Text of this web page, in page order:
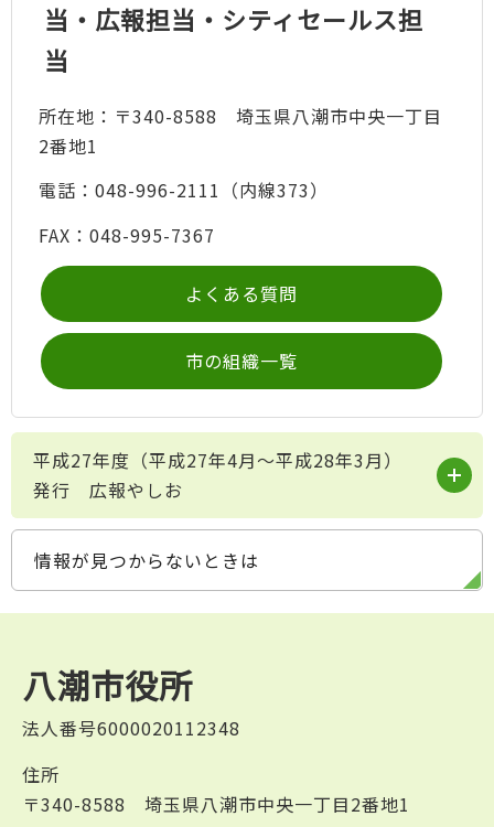
当・広報担当・シティセールス担
当
所在地：〒340-8588 埼玉県八潮市中央一丁目
2番地1
電話：048-996-2111（内線373）
FAX：048-995-7367
よくある質問
市の組織一覧
平成27年度（平成27年4月～平成28年3月）
発行 広報やしお
情報が見つからないときは
八潮市役所
法人番号6000020112348
住所
〒340-8588 埼玉県八潮市中央一丁目2番地1